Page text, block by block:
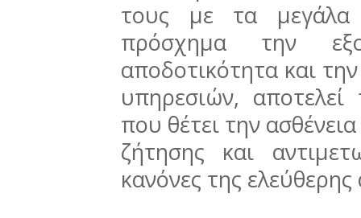
τους με τα μεγάλα
πρόσχημα την
αποδοτικότητα και
υπηρεσιών, αποτελεί
που θέτει την
ζήτησης και
κανόνες της